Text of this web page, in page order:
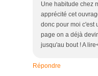
Une habitude chez
apprécité cet
donc pour moi c'est
page on a déjà
jusqu'au bout ! A
Répondre